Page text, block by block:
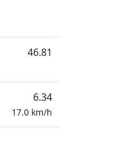
46.81
6.34
17.0 km/h